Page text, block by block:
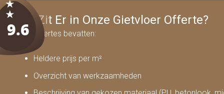
Wat Zit Er in Onze Gietvloer Offerte?
Onze offertes bevatten:
Heldere prijs per m²
Overzicht van werkzaamheden